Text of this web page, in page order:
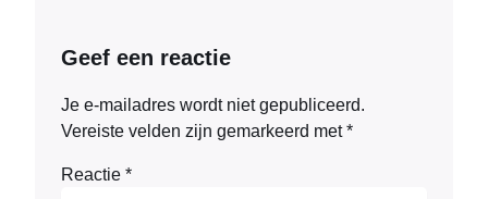
Geef een reactie
Je e-mailadres wordt niet gepubliceerd.
Vereiste velden zijn gemarkeerd met*
Reactie *